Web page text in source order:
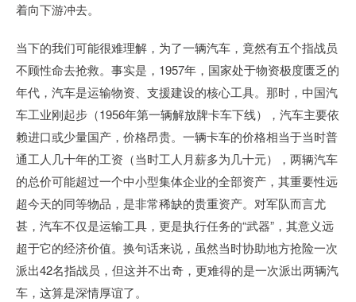
着向下游冲去。
当下的我们可能很难理解，为了一辆汽车，竟然有五个指战员
不顾性命去抢救。事实是，1957年，国家处于物资极度匮乏的
年代，汽车是运输物资、支援建设的核心工具。那时，中国汽
车工业刚起步（1956年第一辆解放牌卡车下线），汽车主要依
赖进口或少量国产，价格昂贵。一辆卡车的价格相当于当时普
通工人几十年的工资（当时工人月薪多为几十元），两辆汽车
的总价可能超过一个中小型集体企业的全部资产，其重要性远
超今天的同等物品，是非常稀缺的贵重资产。对军队而言尤
甚，汽车不仅是运输工具，更是执行任务的“武器”，其意义远
超于它的经济价值。换句话来说，虽然当时协助地方抢险一次
派出42名指战员，但这并不出奇，更难得的是一次派出两辆汽
车，这算是深情厚谊了。